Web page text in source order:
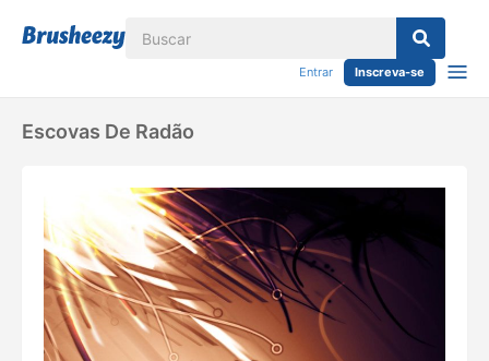
Entrar Inscreva-se
Escovas De Radão